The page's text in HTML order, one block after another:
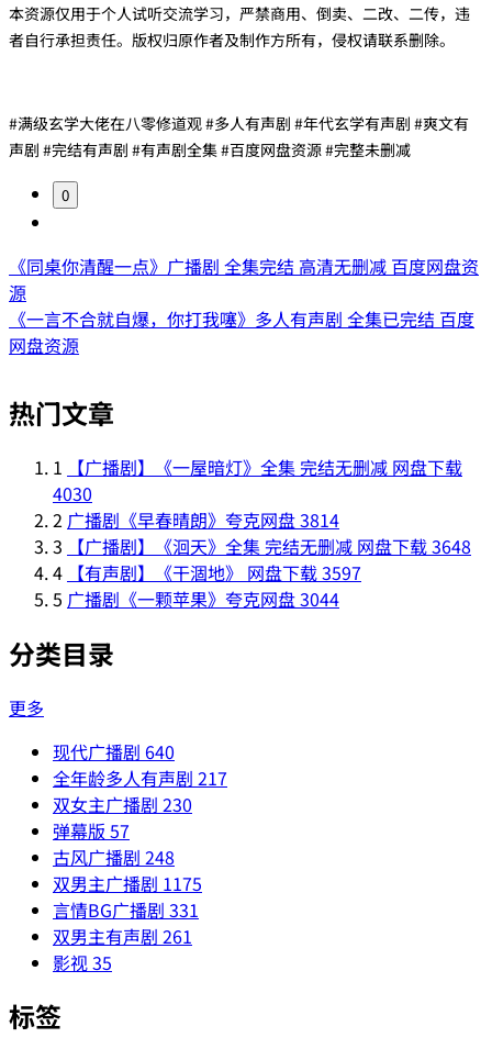
本资源仅用于个人试听交流学习，严禁商用、倒卖、二改、二传，违
者自行承担责任。版权归原作者及制作方所有，侵权请联系删除。
#满级玄学大佬在八零修道观 #多人有声剧 #年代玄学有声剧 #爽文有
声剧 #完结有声剧 #有声剧全集 #百度网盘资源 #完整未删减
0
《同桌你清醒一点》广播剧 全集完结 高清无删减 百度网盘资
源
《一言不合就自爆，你打我噻》多人有声剧 全集已完结 百度
网盘资源
热门文章
1
【广播剧】《一屋暗灯》全集 完结无删减 网盘下载
4030
2 广播剧《早春晴朗》夸克网盘3814
3
【广播剧】《洄天》全集 完结无删减 网盘下载3648
4 【有声剧】《干涸地》 网盘下载3597
5 广播剧《一颗苹果》夸克网盘3044
分类目录
更多
现代广播剧 640
全年龄多人有声剧 217
双女主广播剧 230
弹幕版 57
古风广播剧 248
双男主广播剧 1175
言情BG广播剧 331
双男主有声剧 261
影视35
标签